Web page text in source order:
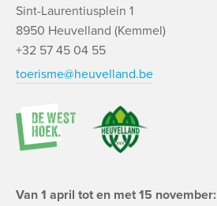
Sint-Laurentiusplein 1
8950 Heuvelland (Kemmel)
+32 57 45 04 55
toerisme@heuvelland.be
Van 1 april tot en met 15 november: